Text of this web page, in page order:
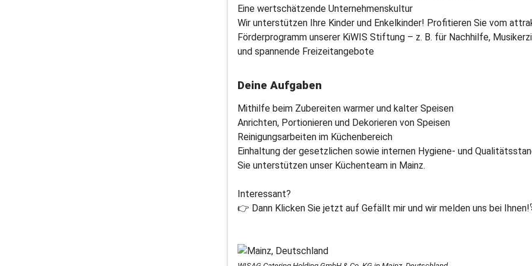
Eine wertschätzende Unternehmenskultur
Wir unterstützen Ihre Kinder und Enkelkinder! Profitieren Sie vom
Förderprogramm unserer KiWIS Stiftung – z. B. für Nachhilfe,
und spannende Freizeitangebote
Deine Aufgaben
Mithilfe beim Zubereiten warmer und kalter Speisen
Anrichten, Portionieren und Dekorieren von Speisen
Reinigungsarbeiten im Küchenbereich
Einhaltung der gesetzlichen sowie internen Hygiene- und
Sie unterstützen unser Küchenteam in Mainz.
Interessant?
👉 Dann Klicken Sie jetzt auf Gefällt mir und wir melden uns bei